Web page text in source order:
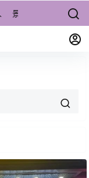
景点/周边游 宠物